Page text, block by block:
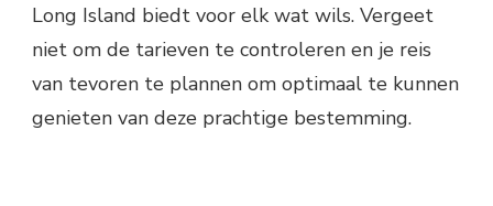
Long Island biedt voor elk wat wils. Vergeet
niet om de tarieven te controleren en je reis
van tevoren te plannen om optimaal te kunnen
genieten van deze prachtige bestemming.